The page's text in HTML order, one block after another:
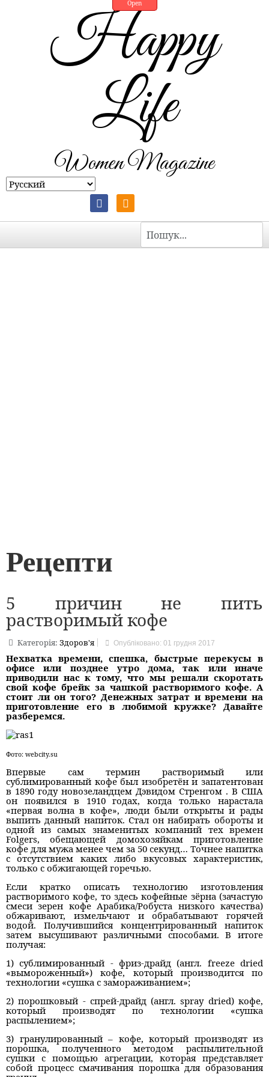
Open
Happy
Life
Women Magazine
Пошук
Рецепти
5 причин не пить
растворимый кофе
Категорія:Здоров'я Опубліковано: 01 грудня 2017
Нехватка времени, спешка, быстрые перекусы в
офисе или позднее утро дома, так или иначе
приводили нас к тому, что мы решали скоротать
свой кофе брейк за чашкой растворимого кофе. А
стоит ли он того? Денежных затрат и времени на
приготовление его в любимой кружке? Давайте
разберемся.
Фото: webcity.su
Впервые сам термин растворимый или
сублимированный кофе был изобретён и запатентован
в 1890 году новозеландцем Дэвидом Стренгом . В США
он появился в 1910 годах, когда только нарастала
«первая волна в кофе», люди были открыты и рады
выпить данный напиток. Стал он набирать обороты и
одной из самых знаменитых компаний тех времен
Folgers, обещающей домохозяйкам приготовление
кофе для мужа менее чем за 50 секунд… Точнее напитка
с отсутствием каких либо вкусовых характеристик,
только с обжигающей горечью.
Если кратко описать технологию изготовления
растворимого кофе, то здесь кофейные зёрна (зачастую
смеси зерен кофе Арабика/Робуста низкого качества)
обжаривают, измельчают и обрабатывают горячей
водой. Получившийся концентрированный напиток
затем высушивают различными способами. В итоге
получая:
1) сублимированный - фриз-драйд (англ. freeze dried
«вымороженный») кофе, который производится по
технологии «сушка с замораживанием»;
2) порошковый - спрей-драйд (англ. spray dried) кофе,
который производят по технологии «сушка
распылением»;
3) гранулированный – кофе, который производят из
порошка, полученного методом распылительной
сушки с помощью агрегации, которая представляет
собой процесс смачивания порошка для образования